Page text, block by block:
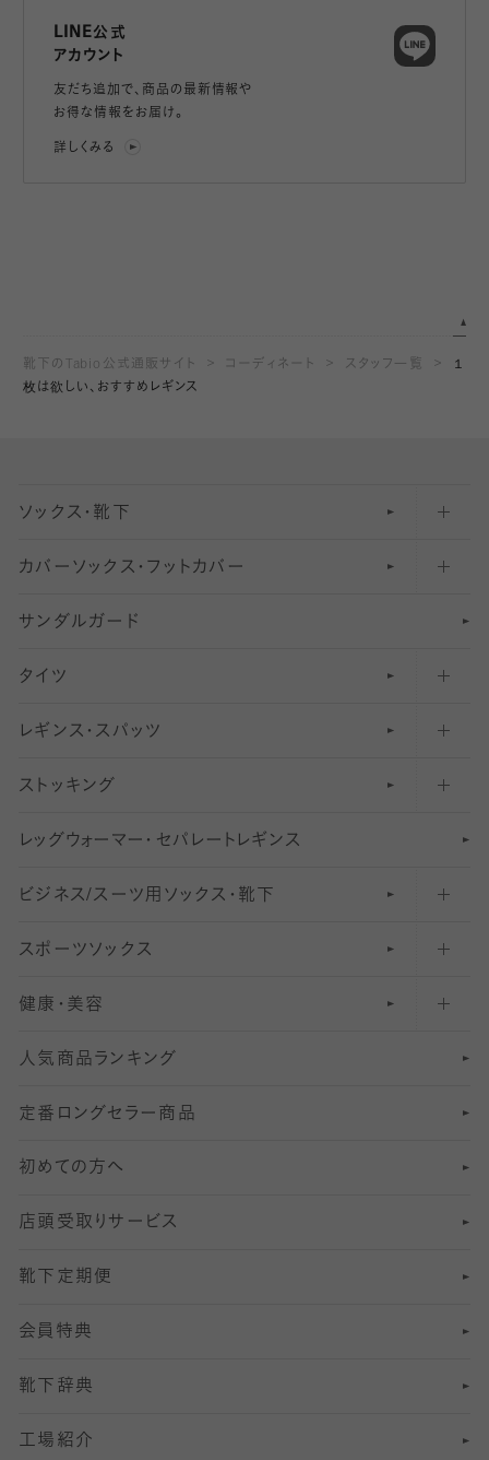
LINE公式
アカウント
友だち追加で、 商品の最新情報や
お得な情報をお届け。
詳しくみる
靴下のTabio公式通販サイト コーディネート スタッフ一覧
１
枚は欲しい、おすすめレギンス
ソックス・靴下
五本指ソックス・靴下
足袋ソックス・靴下
無地・プレーンソックス・靴下
柄ソックス・靴下
スニーカー（くるぶし）用ソックス
アンクル・ショートソックス（くるぶし上）
クルーソックス（ふくらはぎ下）
ハイソックス
オーバーニー・ニーハイソックス
カバーソックス・フットカバー
フットカバー・カバーソックス（深め）
フットカバー・カバーソックス（ふつう）
フットカバー・カバーソックス（浅め）
サンダルガード
タイツ
30デニール以下のタイツ（薄手タイツ）
31〜40デニールタイツ
41〜60デニールタイツ
61〜80デニールタイツ
81 〜110デニールタイツ
111〜210デニールタイツ
211デニールタイツ以上（防寒・厚手タイツ）
レギンス・スパッツ
柄レギンス
無地レギンス
レギンスパンツ（レギパン）
マタニティレギンス
5 分丈
6 分丈レギンス
7 分丈 レギンス
8 分丈 レギンス
10分丈 レギンス
12分丈レギンス
13分丈レギンス
ストッキング
伝線しにくいストッキング
ショートストッキング
結婚式用ストッキング
美脚ストッキング
オールスルーストッキング
レッ グ ウォー マー ・ セパレー ト レ ギンス
ビジネス/スーツ用 ソックス・靴下
匠シリーズ
フレッシャーズ向けソックス・靴下
冠婚葬祭向けソックス・靴下
スーツカジュアルソックス・靴下
ロングホーズ
スポーツソックス
ランニングソックス・靴下
ゴルフソックス・靴下
サッカー・フットサル用ソックス
ヨガソックス・靴下
スポーツ用レッグウォーマー
SSサイズ（21～23cm）
Sサイズ（22～25cm）
Mサイズ（25～27cm）
Lサイズ（27～29cm）
健康・美容
インナーソックス
加圧・着圧ソックス
冷えとり靴下
着圧・加圧タイツ
むくみ対策
足の疲れ対策
足の臭い対策
冷え対策
人気商品ランキング
定番ロングセラー商品
初めての方へ
店頭受取りサービス
靴下定期便
会員特典
靴下辞典
工場紹介